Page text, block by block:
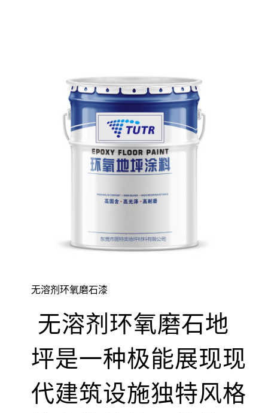
无溶剂环氧磨石漆
无溶剂环氧磨石地
坪是一种极能展现现
代建筑设施独特风格